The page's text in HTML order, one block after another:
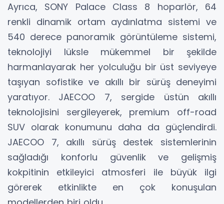
Ayrıca, SONY Palace Class 8 hoparlör, 64
renkli dinamik ortam aydınlatma sistemi ve
540 derece panoramik görüntüleme sistemi,
teknolojiyi lüksle mükemmel bir şekilde
harmanlayarak her yolculuğu bir üst seviyeye
taşıyan sofistike ve akıllı bir sürüş deneyimi
yaratıyor. JAECOO 7, sergide üstün akıllı
teknolojisini sergileyerek, premium off-road
SUV olarak konumunu daha da güçlendirdi.
JAECOO 7, akıllı sürüş destek sistemlerinin
sağladığı konforlu güvenlik ve gelişmiş
kokpitinin etkileyici atmosferi ile büyük ilgi
görerek etkinlikte en çok konuşulan